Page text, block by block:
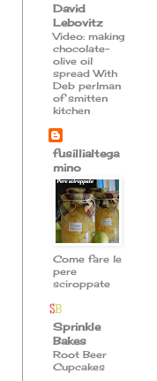
David
Lebovitz
Video: making
chocolate-
olive oil
spread With
Deb perlman
of smitten
kitchen
fusillialtega
mino
Come fare le
pere
sciroppate
Sprinkle
Bakes
Root Beer
Cupcakes